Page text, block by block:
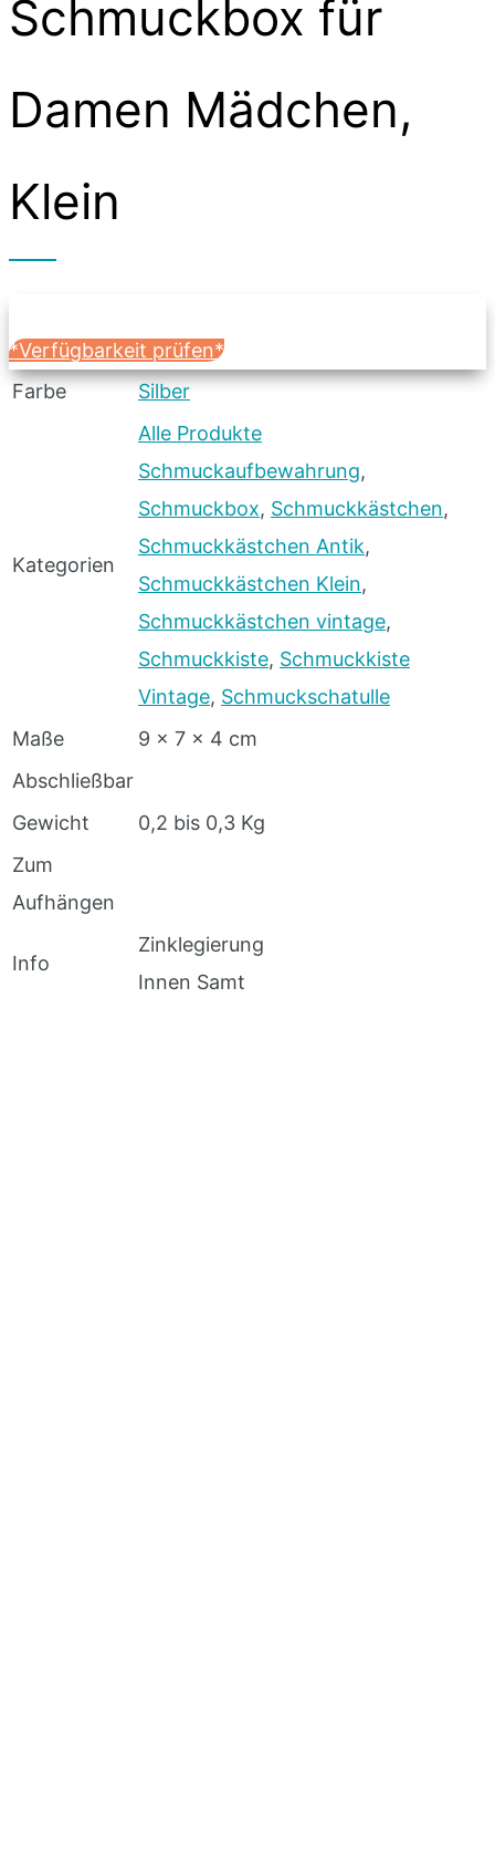
Schmuckbox für
Damen Mädchen,
Klein
*Verfügbarkeit prüfen*
Farbe
Silber
Kategorien
Alle Produkte
Schmuckaufbewahrung,
Schmuckbox, Schmuckkästchen,
Schmuckkästchen Antik,
Schmuckkästchen Klein,
Schmuckkästchen vintage,
Schmuckkiste, Schmuckkiste
Vintage, Schmuckschatulle
Maße
9 x 7 x 4 cm
Abschließbar
Gewicht
0,2 bis 0,3 Kg
Zum
Aufhängen
Info
Zinklegierung
Innen Samt